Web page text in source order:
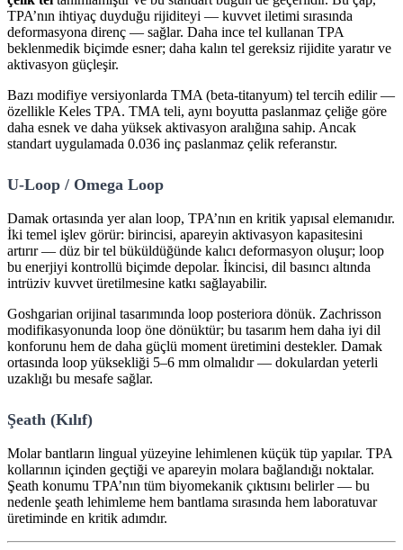
TPA’nın ihtiyaç duyduğu rijiditeyi — kuvvet iletimi sırasında
deformasyona direnç — sağlar. Daha ince tel kullanan TPA
beklenmedik biçimde esner; daha kalın tel gereksiz rijidite yaratır ve
aktivasyon güçleşir.
Bazı modifiye versiyonlarda TMA (beta-titanyum) tel tercih edilir —
özellikle Keles TPA. TMA teli, aynı boyutta paslanmaz çeliğe göre
daha esnek ve daha yüksek aktivasyon aralığına sahip. Ancak
standart uygulamada 0.036 inç paslanmaz çelik referanstır.
U-Loop / Omega Loop
Damak ortasında yer alan loop, TPA’nın en kritik yapısal elemanıdır.
İki temel işlev görür: birincisi, apareyin aktivasyon kapasitesini
artırır — düz bir tel büküldüğünde kalıcı deformasyon oluşur; loop
bu enerjiyi kontrollü biçimde depolar. İkincisi, dil basıncı altında
intrüziv kuvvet üretilmesine katkı sağlayabilir.
Goshgarian orijinal tasarımında loop posteriora dönük. Zachrisson
modifikasyonunda loop öne dönüktür; bu tasarım hem daha iyi dil
konforunu hem de daha güçlü moment üretimini destekler. Damak
ortasında loop yüksekliği 5–6 mm olmalıdır — dokulardan yeterli
uzaklığı bu mesafe sağlar.
Şeath (Kılıf)
Molar bantların lingual yüzeyine lehimlenen küçük tüp yapılar. TPA
kollarının içinden geçtiği ve apareyin molara bağlandığı noktalar.
Şeath konumu TPA’nın tüm biyomekanik çıktısını belirler — bu
nedenle şeath lehimleme hem bantlama sırasında hem laboratuvar
üretiminde en kritik adımdır.